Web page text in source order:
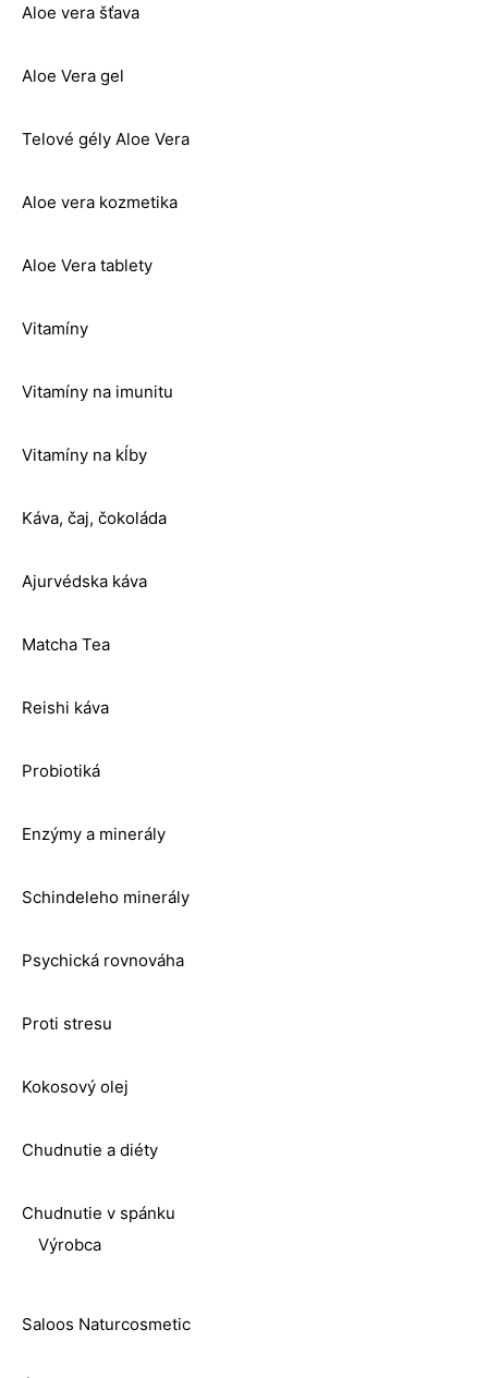
Aloe vera šťava
Aloe Vera gel
Telové gély Aloe Vera
Aloe vera kozmetika
Aloe Vera tablety
Vitamíny
Vitamíny na imunitu
Vitamíny na kĺby
Káva, čaj, čokoláda
Ajurvédska káva
Matcha Tea
Reishi káva
Probiotiká
Enzýmy a minerály
Schindeleho minerály
Psychická rovnováha
Proti stresu
Kokosový olej
Chudnutie a diéty
Chudnutie v spánku
Výrobca
Saloos Naturcosmetic